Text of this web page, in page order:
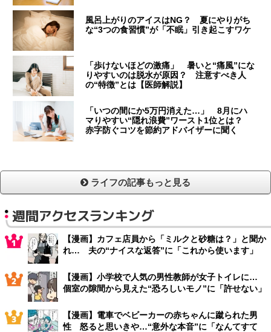
風呂上がりのアイスはNG？ 夏にやりがち
な“3つの食習慣”が「不眠」引き起こすワケ
「歩けないほどの激痛」 暑いと“痛風”にな
りやすいのは脱水が原因？ 注意すべき人
の“特徴”とは【医師解説】
「いつの間にか5万円消えた…」 8月にハ
マりやすい“隠れ浪費”ワースト1位とは？
赤字防ぐコツを節約アドバイザーに聞く
ライフの記事もっと見る
週間アクセスランキング
【漫画】カフェ店員から「ミルクと砂糖は？」と聞か
れ… 夫の“ナイスな返答”に「これから使います」
【漫画】小学校で人気の男性教師が女子トイレに…
個室の隙間から見えた“恐ろしいモノ”に「許せない」
【漫画】電車でベビーカーの赤ちゃんに蹴られた男
性 怒ると思いきや…“意外な本音”に「なんてすて